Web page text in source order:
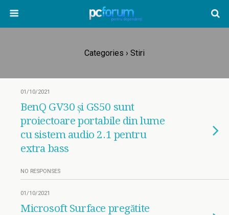
Categories › Stiri
01/10/2021
BenQ GV30 și GS50 sunt
proiectoare portabile din lume
cu sistem audio 2.1 pentru
extra bass
NO RESPONSES
01/10/2021
Microsoft Surface pregătite